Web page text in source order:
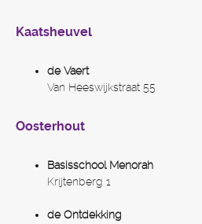
Kaatsheuvel
de Vaert
Van Heeswijkstraat 55
Oosterhout
Basisschool Menorah
Krijtenberg 1
de Ontdekking